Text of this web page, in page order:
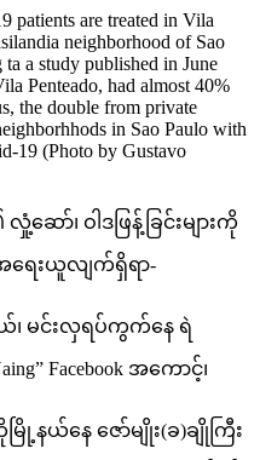
patients are treated in Vila
neighborhood of Sao
a study published in June
Penteado, had almost 40%
the double from private
in Sao Paulo with
19 (Photo by Gustavo
ဆော်၊ ဝါဒဖြန့်ခြင်းများကို
ရေးယူလျက်ရှိရာ-
ယ်၊ မင်းလှရပ်ကွက်နေ ရဲ
Facebook အကောင့်၊
ြို့နယ်နေ ဇော်မျိုး(ခ)ချိုကြီး